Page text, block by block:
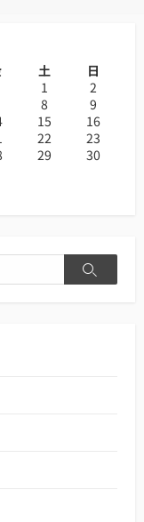
土
日
1
2
8
9
15
16
22
23
29
30
検